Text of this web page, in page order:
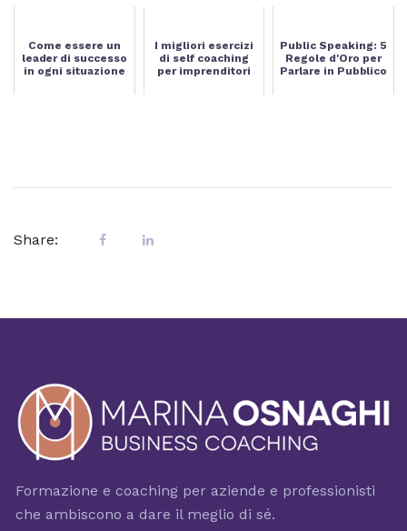
Come essere un
leader di successo
in ogni situazione
I migliori esercizi
di self coaching
per imprenditori
Public Speaking: 5
Regole d'Oro per
Parlare in Pubblico
Share:
Formazione e coaching per aziende e professionisti
che ambiscono a dare il meglio di sé.